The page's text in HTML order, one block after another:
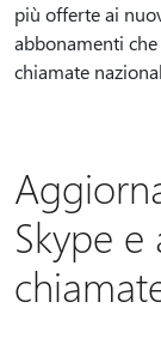
più offerte ai
abbonamenti
chiamate
Skype